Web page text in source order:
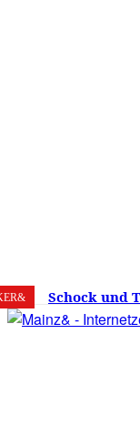
6. August 2026 28.7
Schock und
60 Jahren